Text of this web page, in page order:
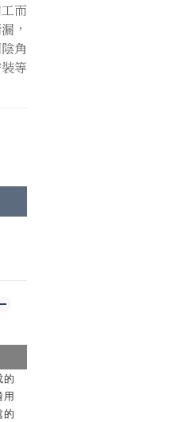
而
，
角
等
的
用
的